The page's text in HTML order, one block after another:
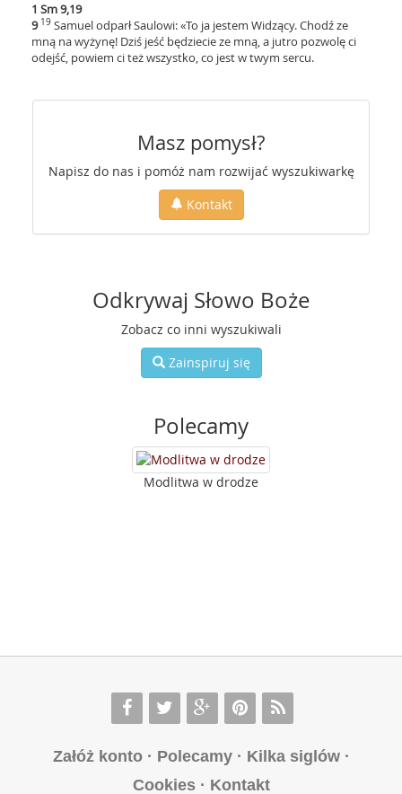
1 Sm 9,19
919 Samuel odparł Saulowi: «To ja jestem Widzący. Chodź ze
mną na wyżynę! Dziś jeść będziecie ze mną, a jutro pozwolę ci
odejść, powiem ci też wszystko, co jest w twym sercu.
Masz pomysł?
Napisz do nas i pomóż nam rozwijać wyszukiwarkę
Kontakt
Odkrywaj Słowo Boże
Zobacz co inni wyszukiwali
Zainspiruj się
Polecamy
Modlitwa w drodze
Załóż konto· Polecamy· Kilka siglów·
Cookies· Kontakt